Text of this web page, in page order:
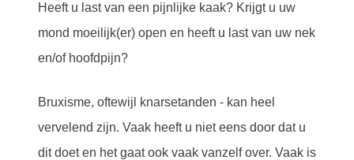
Heeft u last van een pijnlijke kaak? Krijgt u uw
mond moeilijk(er) open en heeft u last van uw nek
en/of hoofdpijn?
Bruxisme, oftewijl knarsetanden - kan heel
vervelend zijn. Vaak heeft u niet eens door dat u
dit doet en het gaat ook vaak vanzelf over. Vaak is